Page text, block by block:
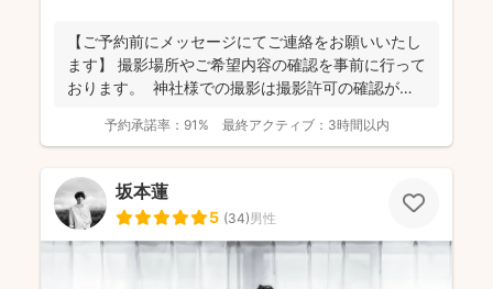
【ご予約前にメッセージにてご連絡をお願いいたし
ます】 撮影場所やご希望内容の確認を事前に行って
おります。 神社様での撮影は撮影許可の確認が必
予約承諾率： 91% 最終アクティブ： 3時間以内
坂本蓮
5 (34)男性